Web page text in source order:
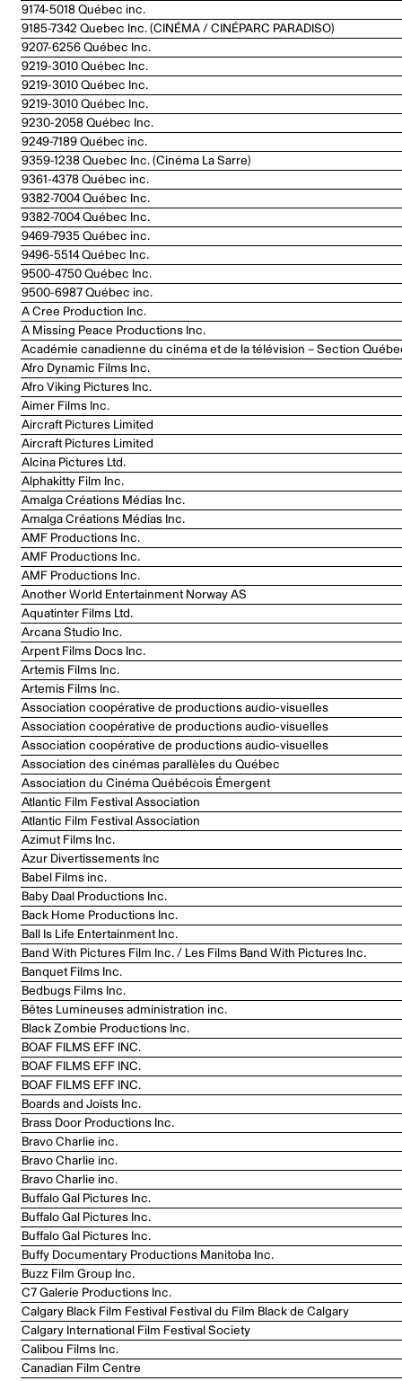
9174-5018 Québec inc.
9185-7342 Quebec Inc. (CINÉMA / CINÉPARC PARADISO)
9207-6256 Québec Inc.
9219-3010 Québec Inc.
9219-3010 Québec Inc.
9219-3010 Québec Inc.
9230-2058 Québec Inc.
9249-7189 Québec inc.
9359-1238 Quebec Inc. (Cinéma La Sarre)
9361-4378 Québec inc.
9382-7004 Québec Inc.
9382-7004 Québec Inc.
9469-7935 Québec inc.
9496-5514 Québec Inc.
9500-4750 Québec Inc.
9500-6987 Québec inc.
A Cree Production Inc.
A Missing Peace Productions Inc.
Académie canadienne du cinéma et de la télévision – Section
Afro Dynamic Films Inc.
Afro Viking Pictures Inc.
Aimer Films Inc.
Aircraft Pictures Limited
Aircraft Pictures Limited
Alcina Pictures Ltd.
Alphakitty Film Inc.
Amalga Créations Médias Inc.
Amalga Créations Médias Inc.
AMF Productions Inc.
AMF Productions Inc.
AMF Productions Inc.
Another World Entertainment Norway AS
Aquatinter Films Ltd.
Arcana Studio Inc.
Arpent Films Docs Inc.
Artemis Films Inc.
Artemis Films Inc.
Association coopérative de productions audio-visuelles
Association coopérative de productions audio-visuelles
Association coopérative de productions audio-visuelles
Association des cinémas parallèles du Québec
Association du Cinéma Québécois Émergent
Atlantic Film Festival Association
Atlantic Film Festival Association
Azimut Films Inc.
Azur Divertissements Inc
Babel Films inc.
Baby Daal Productions Inc.
Back Home Productions Inc.
Ball Is Life Entertainment Inc.
Band With Pictures Film Inc. / Les Films Band With Pictures Inc.
Banquet Films Inc.
Bedbugs Films Inc.
Bêtes Lumineuses administration inc.
Black Zombie Productions Inc.
BOAF FILMS EFF INC.
BOAF FILMS EFF INC.
BOAF FILMS EFF INC.
Boards and Joists Inc.
Brass Door Productions Inc.
Bravo Charlie inc.
Bravo Charlie inc.
Bravo Charlie inc.
Buffalo Gal Pictures Inc.
Buffalo Gal Pictures Inc.
Buffalo Gal Pictures Inc.
Buffy Documentary Productions Manitoba Inc.
Buzz Film Group Inc.
C7 Galerie Productions Inc.
Calgary Black Film Festival Festival du Film Black de Calgary
Calgary International Film Festival Society
Calibou Films Inc.
Canadian Film Centre